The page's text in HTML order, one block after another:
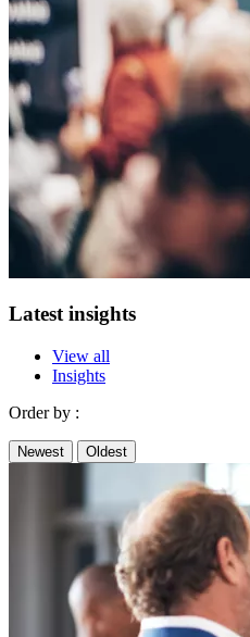
Latest insights
View all
Insights
Order by :
Newest Oldest